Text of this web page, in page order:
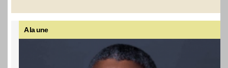
A la une